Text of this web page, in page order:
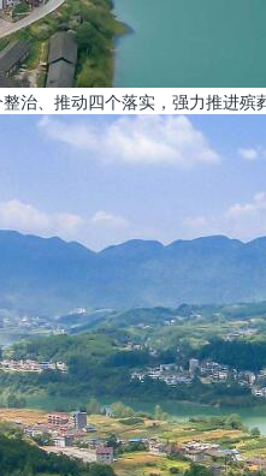
、推动四个落实，强力推进殡